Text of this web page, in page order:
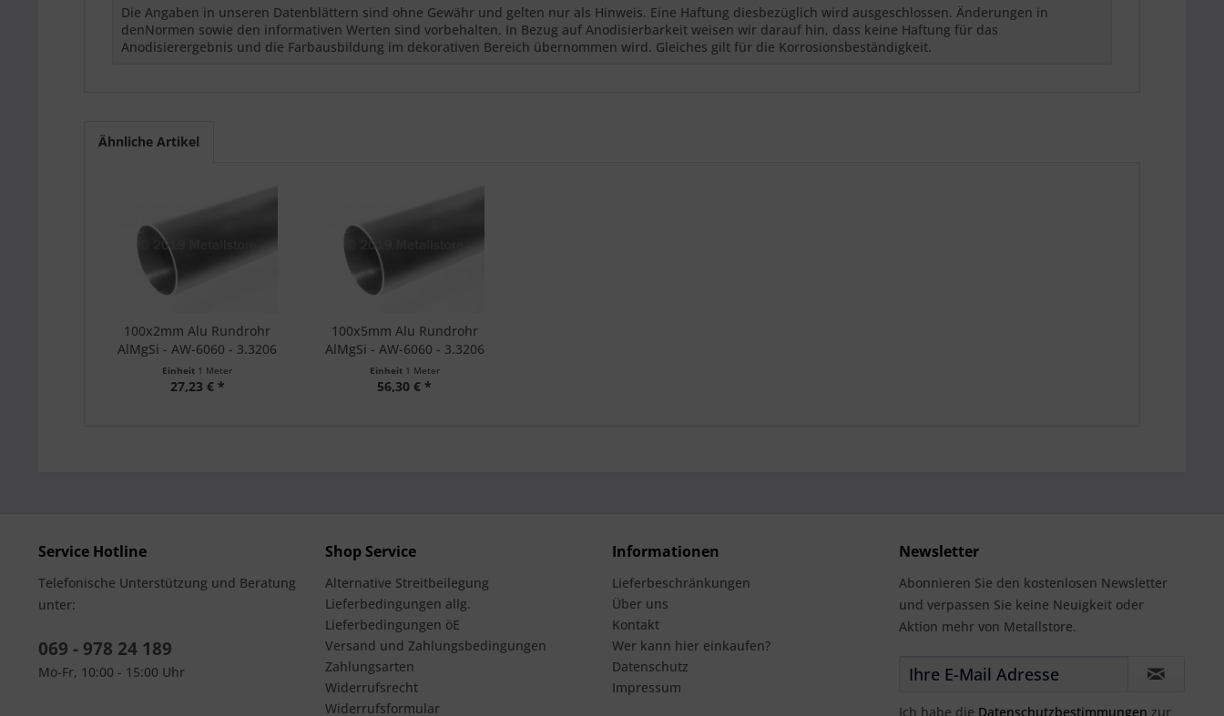
Die Angaben in unseren Datenblättern sind ohne Gewähr und gelten nur als Hinweis. Eine Haftung diesbezüglich wird ausgeschlossen. Änderungen in
denNormen sowie den informativen Werten sind vorbehalten. In Bezug auf Anodisierbarkeit weisen wir darauf hin, dass keine Haftung für das
Anodisierergebnis und die Farbausbildung im dekorativen Bereich übernommen wird. Gleiches gilt für die Korrosionsbeständigkeit.
Ähnliche Artikel
100x2mm Alu Rundrohr
AlMgSi - AW-6060 - 3.3206
Einheit 1 Meter
27,23 € *
100x5mm Alu Rundrohr
AlMgSi - AW-6060 - 3.3206
Einheit 1 Meter
56,30 € *
Service Hotline
Telefonische Unterstützung und Beratung
unter:
069 - 978 24 189
Mo-Fr, 10:00 - 15:00 Uhr
Shop Service
Alternative Streitbeilegung
Lieferbedingungen allg.
Lieferbedingungen öE
Versand und Zahlungsbedingungen
Zahlungsarten
Widerrufsrecht
Widerrufsformular
Informationen
Lieferbeschränkungen
Über uns
Kontakt
Wer kann hier einkaufen?
Datenschutz
Impressum
Newsletter
Abonnieren Sie den kostenlosen Newsletter
und verpassen Sie keine Neuigkeit oder
Aktion mehr von Metallstore.
Ich habe die Datenschutzbestimmungen zur